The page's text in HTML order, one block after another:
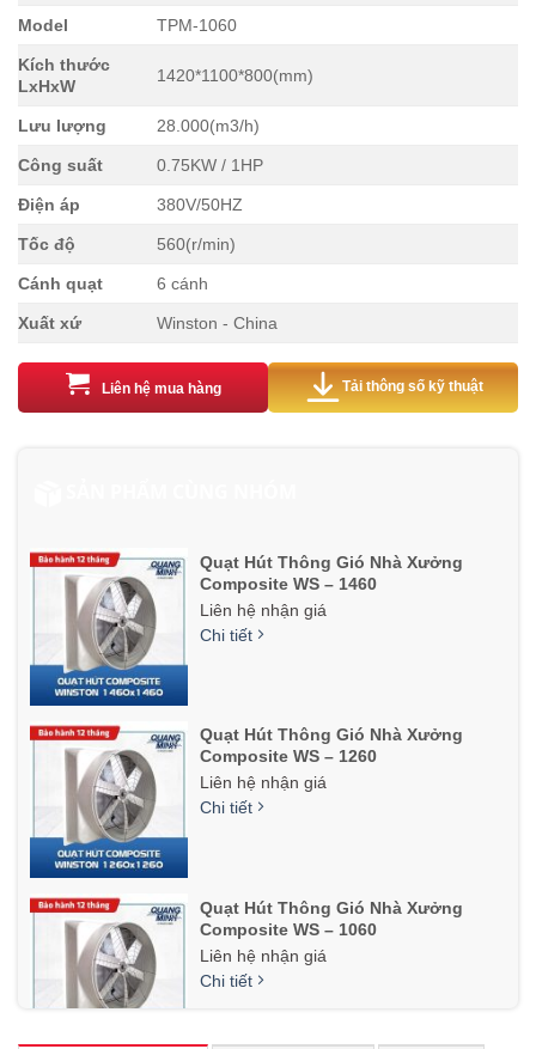
Model TPM-1060
Kích thước
LxHxW
1420*1100*800(mm)
Lưu lượng 28.000(m3/h)
Công suất 0.75KW / 1HP
Điện áp 380V/50HZ
Tốc độ 560(r/min)
Cánh quạt 6 cánh
Xuất xứ Winston - China
Liên hệ mua hàng Tải thông số kỹ thuật
Quạt Hút Thông Gió Nhà Xưởng
Composite WS – 1460
Liên hệ nhận giá
Chi tiết
Quạt Hút Thông Gió Nhà Xưởng
Composite WS – 1260
Liên hệ nhận giá
Chi tiết
Quạt Hút Thông Gió Nhà Xưởng
Composite WS – 1060
Liên hệ nhận giá
Chi tiết